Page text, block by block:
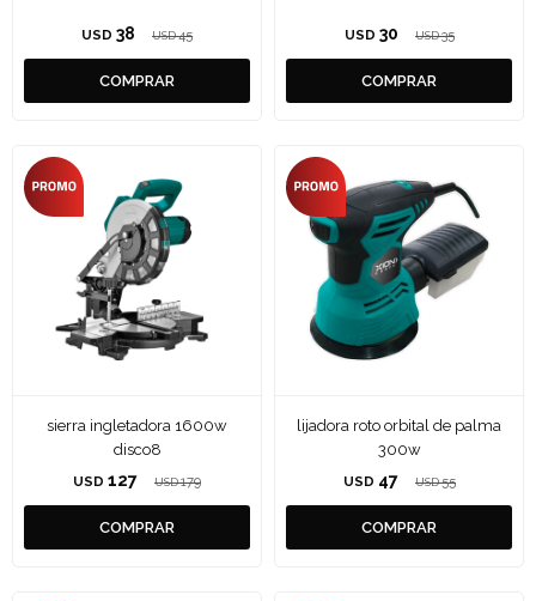
USD 38 USD 45 USD 30 USD 35
sierra ingletadora 1600w
disco8
USD 127 USD 179
lijadora roto orbital de palma
300w
USD 47 USD 55